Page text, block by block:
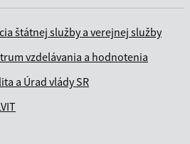
štátnej služby a verejnej služby
vzdelávania a hodnotenia
a Úrad vlády SR